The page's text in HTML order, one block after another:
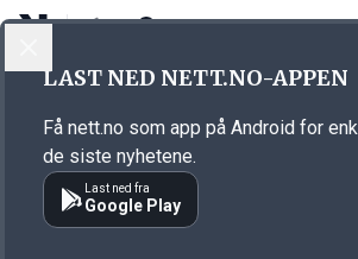
Emne: Aspevågen
LAST NED NETT.NO-APPEN
Få nett.no som app på Android for
de siste nyhetene.
Last ned fra
Google Play